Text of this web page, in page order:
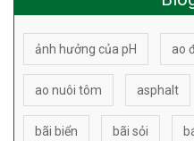
ao nuôi tôm asphalt
bãi biển bãi sỏi